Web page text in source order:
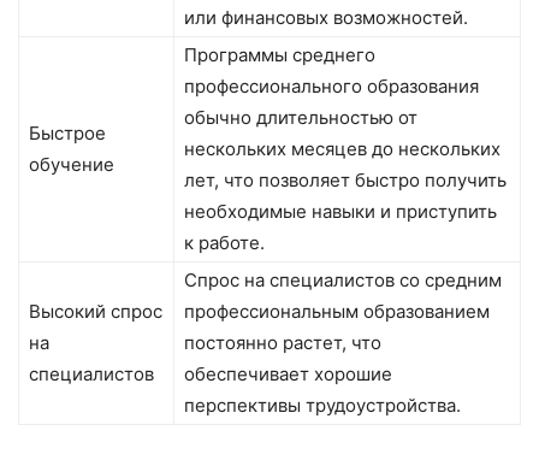
или финансовых возможностей.
Быстрое
обучение
Программы среднего
профессионального образования
обычно длительностью от
нескольких месяцев до нескольких
лет, что позволяет быстро получить
необходимые навыки и приступить
к работе.
Высокий спрос
на
специалистов
Спрос на специалистов со средним
профессиональным образованием
постоянно растет, что
обеспечивает хорошие
перспективы трудоустройства.